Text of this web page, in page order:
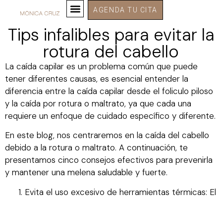
AGENDA TU CITA
Tips infalibles para evitar la
rotura del cabello
La caída capilar es un problema común que puede
tener diferentes causas, es esencial entender la
diferencia entre la caída capilar desde el foliculo piloso
y la caída por rotura o maltrato, ya que cada una
requiere un enfoque de cuidado específico y diferente.
En este blog, nos centraremos en la caída del cabello
debido a la rotura o maltrato. A continuación, te
presentamos cinco consejos efectivos para prevenirla
y mantener una melena saludable y fuerte.
Evita el uso excesivo de herramientas térmicas: El